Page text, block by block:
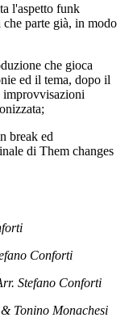
l'aspetto funk
parte già, in modo
che gioca
ed il tema, dopo il
improvvisazioni
break ed
di Them changes
Conforti
Stefano Conforti
Tonino Monachesi